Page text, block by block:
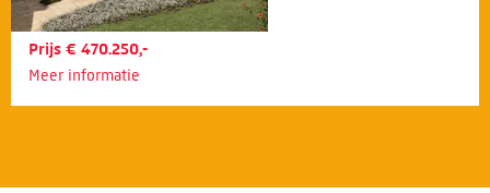
Prijs € 470.250,-
Meer informatie